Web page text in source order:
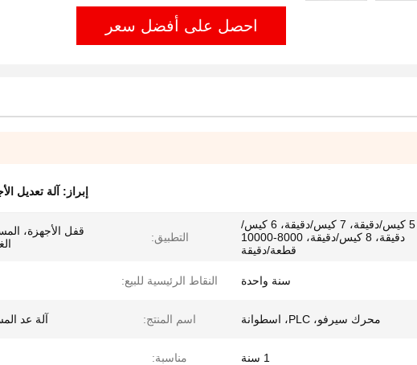
احصل على أفضل سعر
إبراز: آلة تعديل
5 كيس/دقيقة، 7 كيس/دقيقة، 6 كيس/
دقيقة، 8 كيس/دقيقة، 8000-10000
قطعة/دقيقة
التطبيق:
قفل الأجهزة،
سنة واحدة النقاط الرئيسية للبيع:
محرك سيرفو، PLC، اسطوانة اسم المنتج: آلة عد
1 سنة مناسبة: